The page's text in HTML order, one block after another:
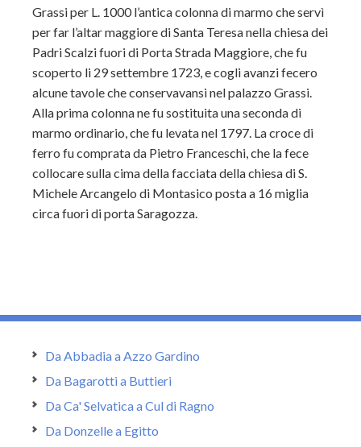
Grassi per L. 1000 l’antica colonna di marmo che servì
per far l’altar maggiore di Santa Teresa nella chiesa dei
Padri Scalzi fuori di Porta Strada Maggiore, che fu
scoperto li 29 settembre 1723, e cogli avanzi fecero
alcune tavole che conservavansi nel palazzo Grassi.
Alla prima colonna ne fu sostituita una seconda di
marmo ordinario, che fu levata nel 1797. La croce di
ferro fu comprata da Pietro Franceschi, che la fece
collocare sulla cima della facciata della chiesa di S.
Michele Arcangelo di Montasico posta a 16 miglia
circa fuori di porta Saragozza.
Da Abbadia a Azzo Gardino
Da Bagarotti a Buttieri
Da Ca' Selvatica a Cul di Ragno
Da Donzelle a Egitto